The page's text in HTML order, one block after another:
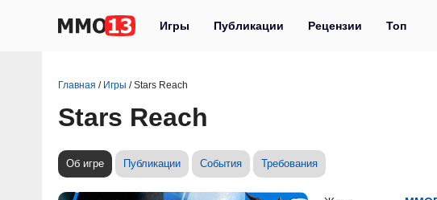
Игры Публикации Рецензии Топ
Главная / Игры /Stars Reach
Stars Reach
Об игре Публикации События Требования